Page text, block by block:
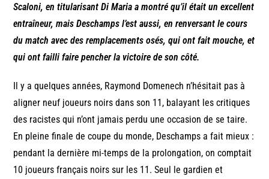
Scaloni, en titularisant Di Maria a montré qu’il était un excellent
entraîneur, mais Deschamps l’est aussi, en renversant le cours
du match avec des remplacements osés, qui ont fait mouche, et
qui ont failli faire pencher la victoire de son côté.
Il y a quelques années, Raymond Domenech n’hésitait pas à
aligner neuf joueurs noirs dans son 11, balayant les critiques
des racistes qui n’ont jamais perdu une occasion de se taire.
En pleine finale de coupe du monde, Deschamps a fait mieux :
pendant la dernière mi-temps de la prolongation, on comptait
10 joueurs français noirs sur les 11. Seul le gardien et